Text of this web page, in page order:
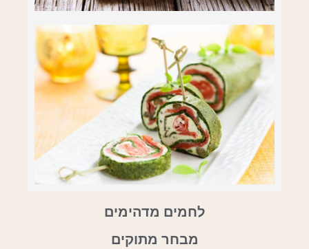
לחמים מדהימים
מבחר מתוקים